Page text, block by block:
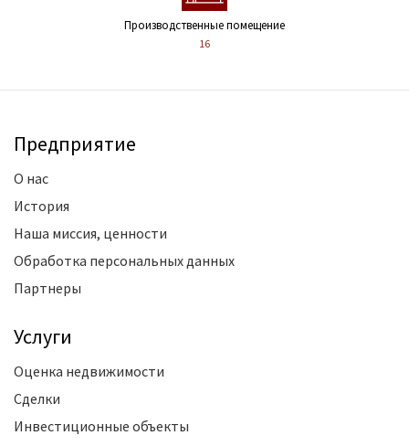
Производственные помещение
16
Предприятие
О нас
История
Наша миссия, ценности
Обработка персональных данных
Партнеры
Услуги
Оценка недвижимости
Сделки
Инвестиционные объекты